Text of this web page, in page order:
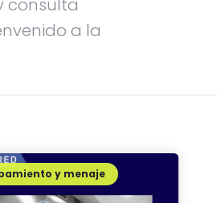
consulta
a la
y menaje